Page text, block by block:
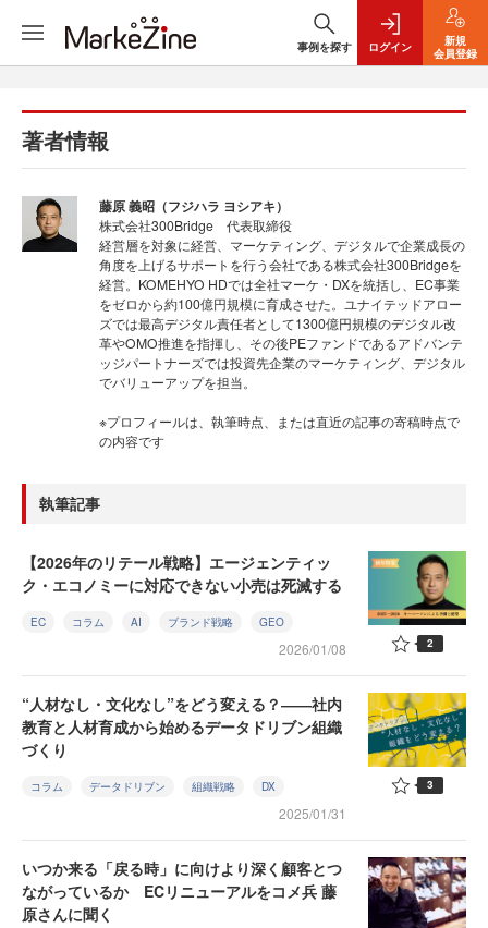
事例を探す ログイン
新規
会員登録
著者情報
藤原 義昭（フジハラ ヨシアキ）
株式会社300Bridge 代表取締役
経営層を対象に経営、マーケティング、デジタルで企業成長の
角度を上げるサポートを行う会社である株式会社300Bridgeを
経営。KOMEHYO HDでは全社マーケ・DXを統括し、EC事業
をゼロから約100億円規模に育成させた。ユナイテッドアロー
ズでは最高デジタル責任者として1300億円規模のデジタル改
革やOMO推進を指揮し、その後PEファンドであるアドバンテ
ッジパートナーズでは投資先企業のマーケティング、デジタル
でバリューアップを担当。
※プロフィールは、執筆時点、または直近の記事の寄稿時点で
の内容です
執筆記事
【2026年のリテール戦略】エージェンティッ
ク・エコノミーに対応できない小売は死滅する
EC コラム AI ブランド戦略 GEO
2026/01/08 2
“人材なし・文化なし”をどう変える？――社内
教育と人材育成から始めるデータドリブン組織
づくり
コラム データドリブン 組織戦略 DX
2025/01/31
3
いつか来る「戻る時」に向けより深く顧客とつ
ながっているか ECリニューアルをコメ兵 藤
原さんに聞く